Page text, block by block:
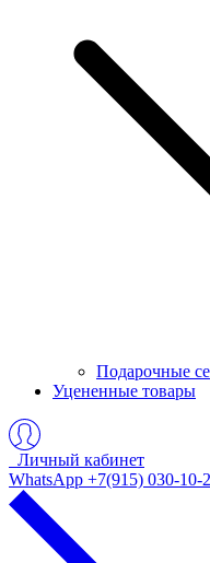
Подарочные
Уцененные товары
Личный кабинет
WhatsApp +7(915) 030-10-